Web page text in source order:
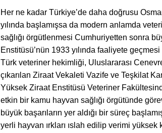
Her ne kadar Türkiye’de daha doğrusu
yılında başlamışsa da modern anlamda
sağlığı örgütlenmesi Cumhuriyetten sonra
Enstitüsü’nün 1933 yılında faaliyete
Türk veteriner hekimliği, Uluslararası
çıkarılan Ziraat Vekaleti Vazife ve Teşkilat
Yüksek Ziraat Enstitüsü Veteriner
etkin bir kamu hayvan sağlığı örgütünde
büyük başarıların yer aldığı bir süreç
yerli hayvan ırkları ıslah edilip verimi